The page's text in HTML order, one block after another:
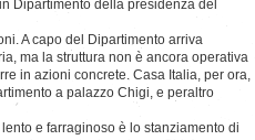
Dipartimento della presidenza del
A capo del Dipartimento arriva
ma la struttura non è ancora operativa
in azioni concrete. Casa Italia, per ora,
a palazzo Chigi, e peraltro
e farraginoso è lo stanziamento di